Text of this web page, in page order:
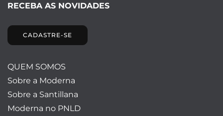
RECEBA AS NOVIDADES
CADASTRE-SE
QUEM SOMOS
Sobre a Moderna
Sobre a Santillana
Moderna no PNLD